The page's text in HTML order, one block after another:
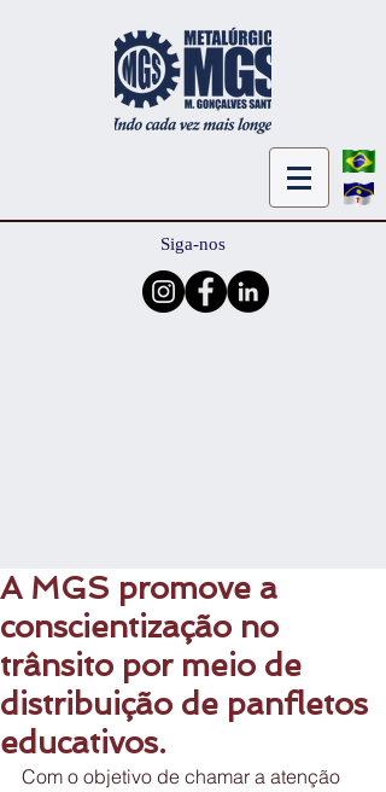
Siga-nos
A MGS promove a
conscientização no
trânsito por meio de
distribuição de panfletos
educativos.
Com o objetivo de chamar a atenção